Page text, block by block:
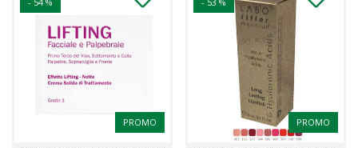
PROMO PROMO